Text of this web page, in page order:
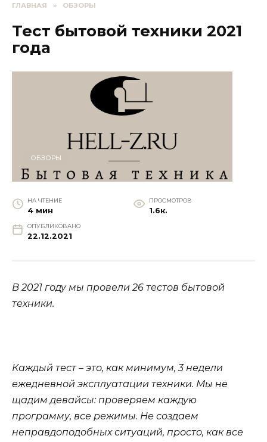
ГЛАВНАЯ » ОБЗОРЫ
Тест бытовой техники 2021
года
ОБЗОРЫ
НА ЧТЕНИЕ
4 мин
ПРОСМОТРОВ
1.6к.
ОПУБЛИКОВАНО
22.12.2021
В 2021 году мы провели 26 тестов бытовой
техники.
Каждый тест – это, как минимум, 3 недели
ежедневной эксплуатации техники. Мы не
щадим девайсы: проверяем каждую
программу, все режимы. Не создаем
неправдоподобных ситуаций, просто, как все